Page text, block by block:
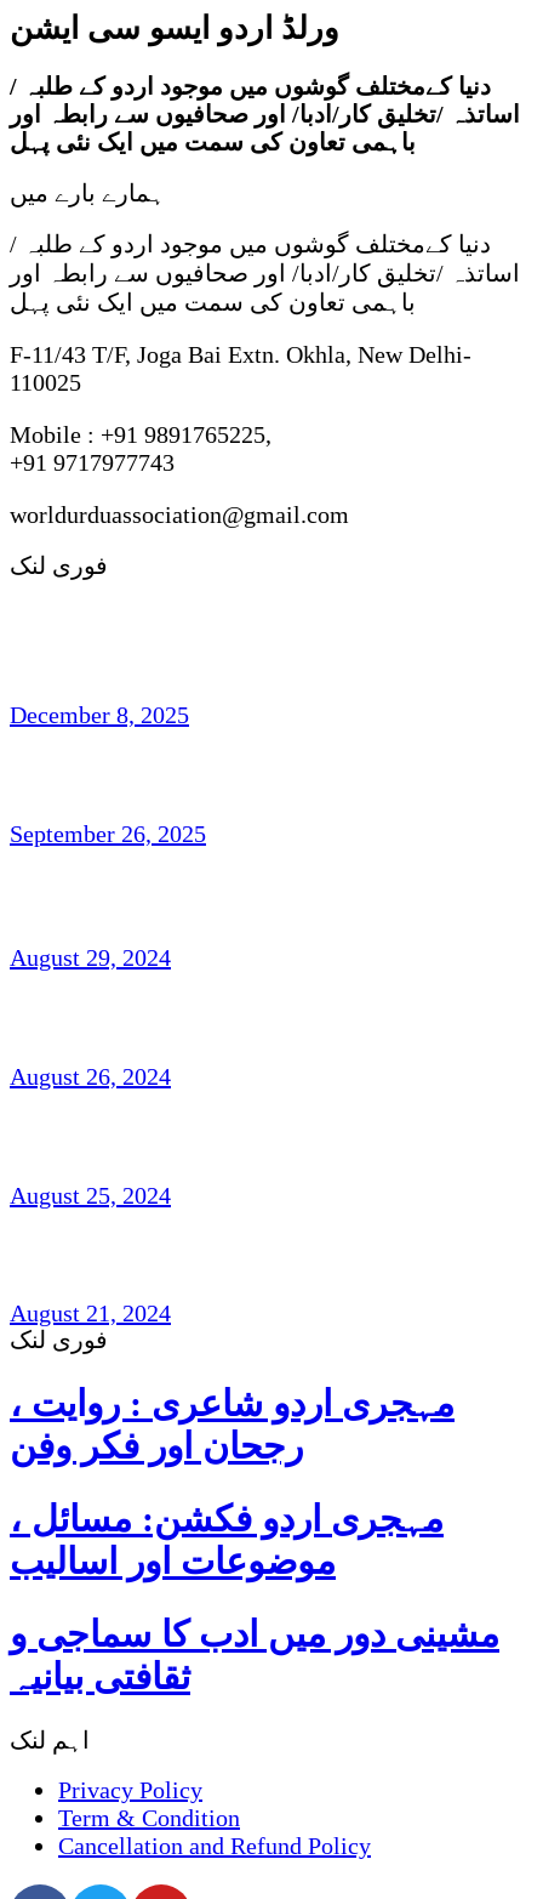
ورلڈ اردو ایسو سی ایشن
دنیا کےمختلف گوشوں میں موجود اردو کے طلبہ /
اساتذہ /تخلیق کار/ادبا/ اور صحافیوں سے رابطہ اور
باہمی تعاون کی سمت میں ایک نئی پہل
ہمارے بارے میں
دنیا کےمختلف گوشوں میں موجود اردو کے طلبہ /
اساتذہ /تخلیق کار/ادبا/ اور صحافیوں سے رابطہ اور
باہمی تعاون کی سمت میں ایک نئی پہل
F-11/43 T/F, Joga Bai Extn. Okhla, New Delhi-
110025
Mobile : +91 9891765225,
+91 9717977743
worldurduassociation@gmail.com
فوری لنک
December 8, 2025
September 26, 2025
August 29, 2024
August 26, 2024
August 25, 2024
August 21, 2024
فوری لنک
مہجری اردو شاعری : روایت ،
رجحان اور فکر وفن
مہجری اردو فکشن: مسائل ،
موضوعات اور اسالیب
مشینی دور میں ادب کا سماجی و
ثقافتی بیانیہ
اہم لنک
Privacy Policy
Term & Condition
Cancellation and Refund Policy